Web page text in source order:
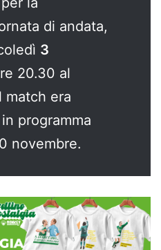
di andata,
3
20.30 al
match era
programma
novembre.